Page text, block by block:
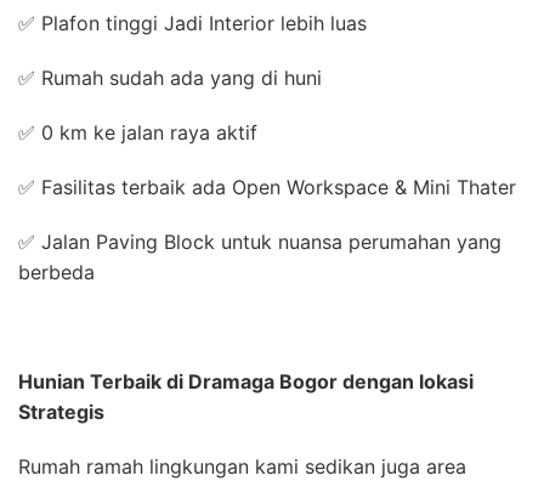
✅ Plafon tinggi Jadi Interior lebih luas
✅ Rumah sudah ada yang di huni
✅ 0 km ke jalan raya aktif
✅ Fasilitas terbaik ada Open Workspace & Mini Thater
✅ Jalan Paving Block untuk nuansa perumahan yang
berbeda
Hunian Terbaik di Dramaga Bogor dengan lokasi
Strategis
Rumah ramah lingkungan kami sedikan juga area